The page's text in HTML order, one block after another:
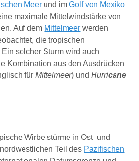
Meer und imGolf von Mexiko
maximale Mittelwindstärke von
Auf dem Mittelmeer werden
die tropischen
solcher Sturm wird auch
Kombination aus den Ausdrücken
fürMittelmeer) undHurricane
Wirbelstürme in Ost- und
Teil des Pazifischen